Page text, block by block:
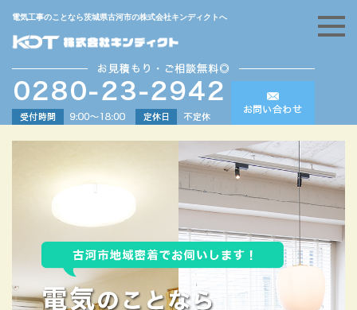
電気工事のことなら茨城県古河市の株式会社キンディクトへ